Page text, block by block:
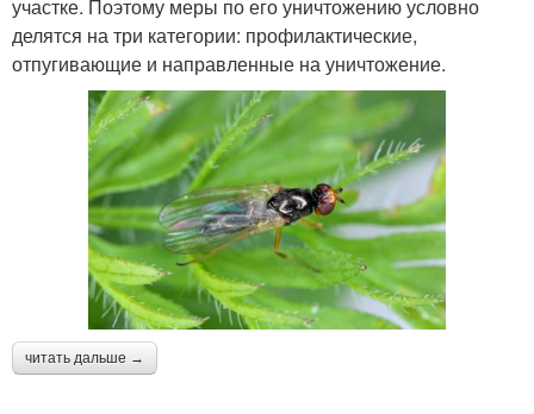
участке. Поэтому меры по его уничтожению условно
делятся на три категории: профилактические,
отпугивающие и направленные на уничтожение.
читать дальше →